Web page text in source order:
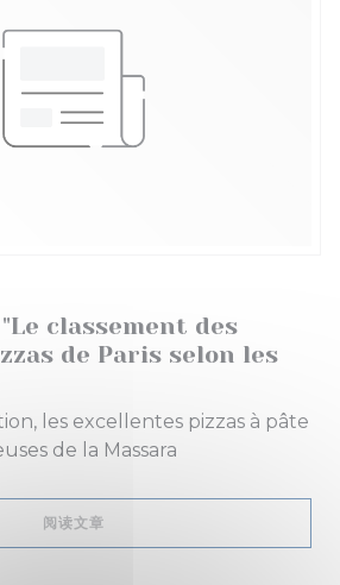
"Le classement des
de Paris selon les
les excellentes pizzas à pâte
de la Massara
阅读文章((在新窗口中打开))